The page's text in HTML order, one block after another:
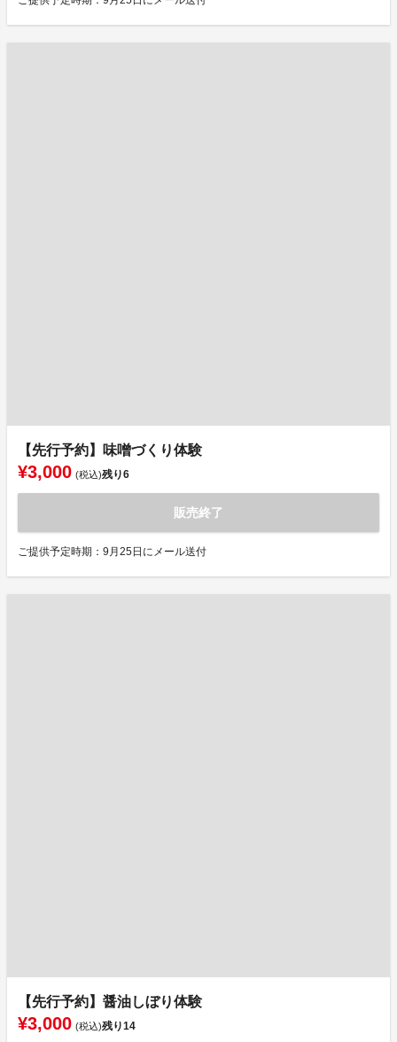
【先行予約】味噌づくり体験
¥3,000 (税込)残り6
販売終了
ご提供予定時期：9月25日にメール送付
【先行予約】醤油しぼり体験
¥3,000 (税込)残り14